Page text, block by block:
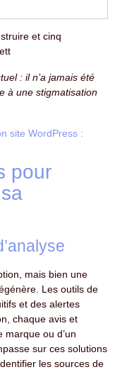
et cinq
: il n’a jamais été
à une stigmatisation
site WordPress :
pour
mais bien une
Les outils de
et des alertes
chaque avis et
marque ou d’un
sur ces solutions
les sources de